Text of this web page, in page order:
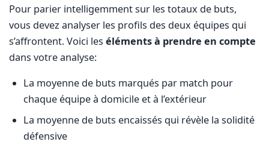
Pour parier intelligemment sur les totaux de buts,
vous devez analyser les profils des deux équipes qui
s’affrontent. Voici les éléments à prendre en compte
dans votre analyse:
La moyenne de buts marqués par match pour
chaque équipe à domicile et à l’extérieur
La moyenne de buts encaissés qui révèle la solidité
défensive